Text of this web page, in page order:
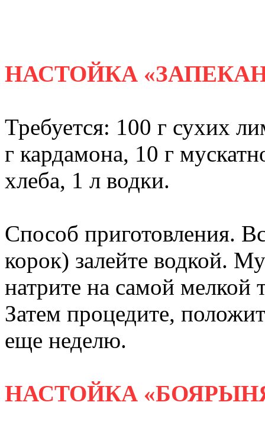
НАСТОЙКА
Требуется: 100 г сухих
г кардамона, 10 г
хлеба, 1 л водки.
Способ приготовления.
корок) залейте водкой.
натрите на самой мелкой
Затем процедите,
еще неделю.
НАСТОЙКА